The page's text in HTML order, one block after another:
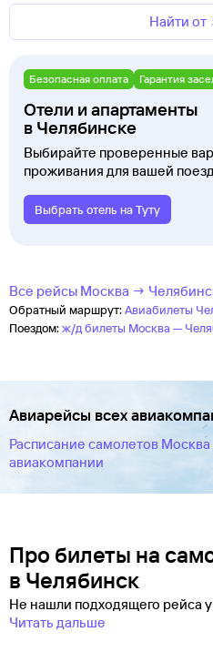
Найти от
Безопасная оплата Гарантия
Отели и апартаменты
в Челябинске
Выбирайте проверенные
проживания для вашей
Выбрать отель на Туту
Все рейсы Москва →
Обратный маршрут:Авиабилеты
Поездом:ж/д билеты Москва —
Авиарейсы всех
Расписание самолетов
авиакомпании
Про билеты на
в Челябинск
Не нашли подходящего рейса
Читать дальше